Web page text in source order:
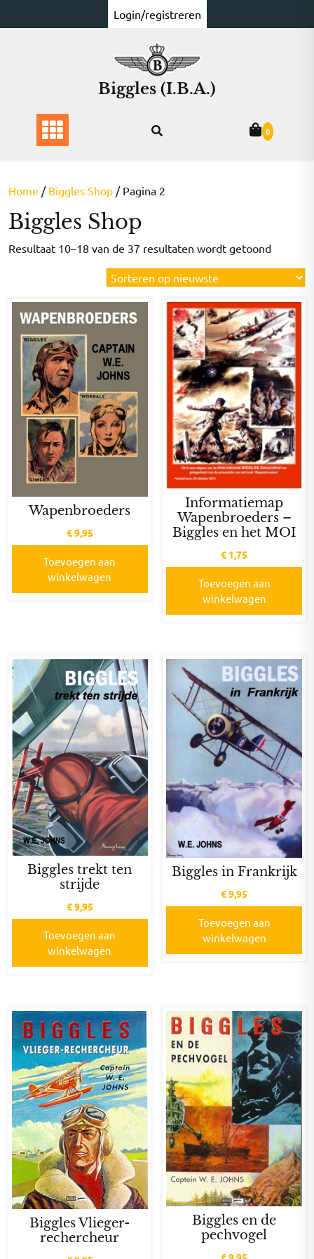
naar
Login/registreren
Biggles (I.B.A.)
0
Home / Biggles Shop / Pagina 2
Biggles Shop
Resultaat 10–18 van de 37 resultaten wordt getoond
op
Wapenbroeders
€9,95
Toevoegen aan
winkelwagen
Informatiemap
Wapenbroeders –
Biggles en het MOI
€ 1,75
Toevoegen aan
winkelwagen
Biggles trekt ten
strijde
€9,95
Toevoegen aan
winkelwagen
Biggles in Frankrijk
€9,95
Toevoegen aan
winkelwagen
Biggles Vlieger-
rechercheur
Biggles en de
pechvogel